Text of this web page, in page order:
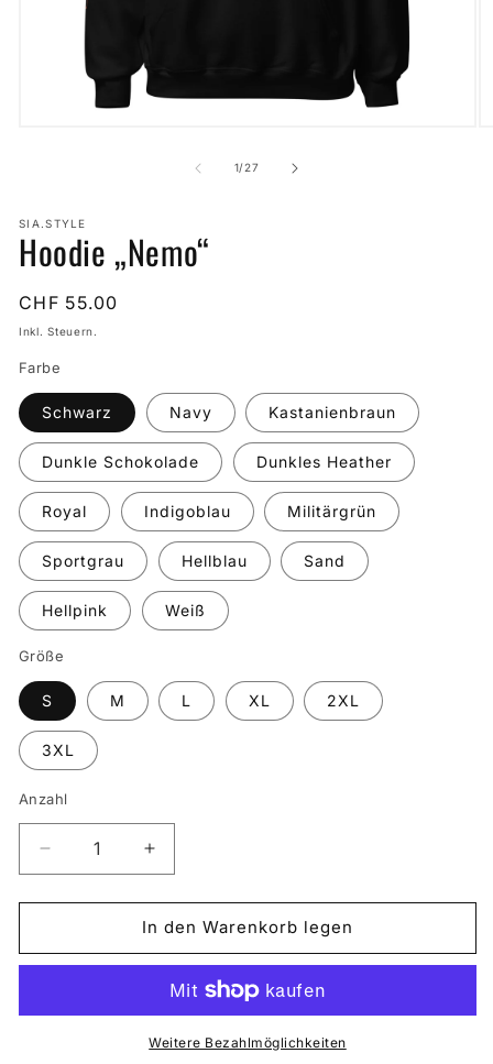
1/von
27
SIA.STYLE
Hoodie „Nemo“
Normaler
Preis
CHF 55.00
Inkl. Steuern.
Farbe
Schwarz Navy Kastanienbraun
Dunkle Schokolade Dunkles Heather
Royal Indigoblau Militärgrün
Sportgrau Hellblau Sand
Hellpink Weiß
Größe
S M L XL 2XL
3XL
Anzahl
Verringere
die
Menge
Hoodie
Erhöhe
die
Menge
für
Hoodie
In den Warenkorb legen
Weitere Bezahlmöglichkeiten